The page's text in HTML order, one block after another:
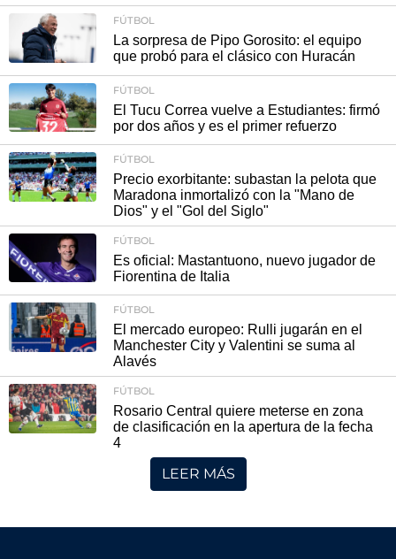
FÚTBOL
La sorpresa de Pipo Gorosito: el equipo
que probó para el clásico con Huracán
FÚTBOL
El Tucu Correa vuelve a Estudiantes: firmó
por dos años y es el primer refuerzo
FÚTBOL
Precio exorbitante: subastan la pelota que
Maradona inmortalizó con la "Mano de
Dios" y el "Gol del Siglo"
FÚTBOL
Es oficial: Mastantuono, nuevo jugador de
Fiorentina de Italia
FÚTBOL
El mercado europeo: Rulli jugarán en el
Manchester City y Valentini se suma al
Alavés
FÚTBOL
Rosario Central quiere meterse en zona
de clasificación en la apertura de la fecha
4
LEER MÁS